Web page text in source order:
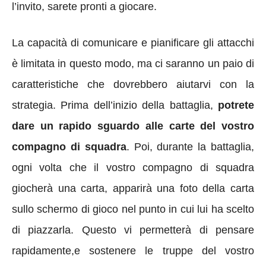
l’invito, sarete pronti a giocare.
La capacità di comunicare e pianificare gli attacchi
è limitata in questo modo, ma ci saranno un paio di
caratteristiche che dovrebbero aiutarvi con la
strategia. Prima dell’inizio della battaglia, potrete
dare un rapido sguardo alle carte del vostro
compagno di squadra. Poi, durante la battaglia,
ogni volta che il vostro compagno di squadra
giocherà una carta, apparirà una foto della carta
sullo schermo di gioco nel punto in cui lui ha scelto
di piazzarla. Questo vi permetterà di pensare
rapidamente,e sostenere le truppe del vostro